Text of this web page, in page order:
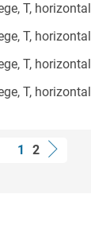
T, horizontal
T, horizontal
T, horizontal
T, horizontal
1 2